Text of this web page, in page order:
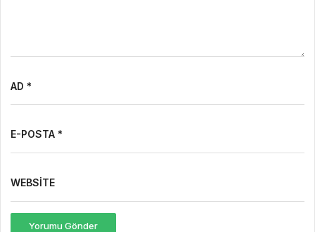
AD *
E-POSTA *
WEBSITE
Yorumu Gönder